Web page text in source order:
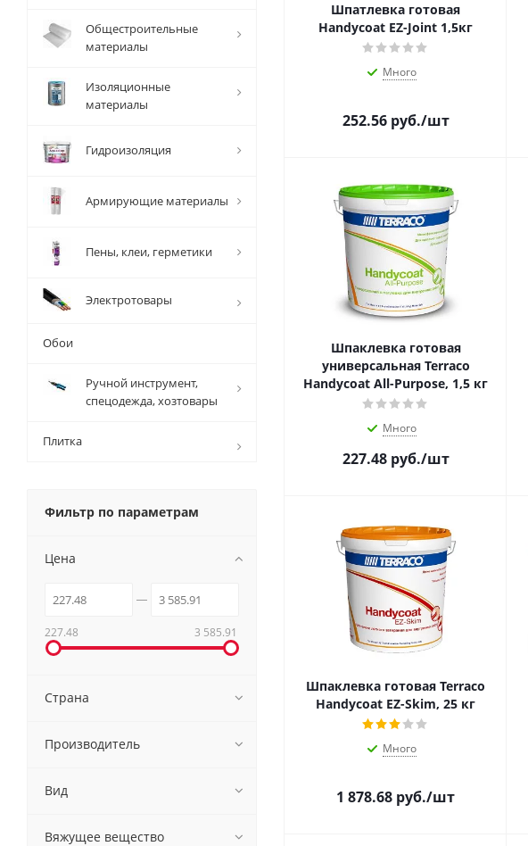
Шпатлевка готовая
Handycoat EZ-Joint 1,5кг
Много
252.56руб./шт
Шпаклевка готовая
универсальная Terraco
Handycoat All-Purpose, 1,5 кг
Много
227.48руб./шт
Шпаклевка готовая Terraco
Handycoat EZ-Skim, 25 кг
Много
1 878.68 руб./шт
Общестроительные
материалы
Изоляционные
материалы
Гидроизоляция
Армирующие материалы
Пены, клеи, герметики
Электротовары
Обои
Ручной инструмент,
спецодежда, хозтовары
Плитка
Фильтр по параметрам
Цена
227.48 3 585.91
Страна
Производитель
Вид
Вяжущее вещество